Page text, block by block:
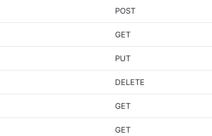
POST
GET
PUT
DELETE
GET
GET